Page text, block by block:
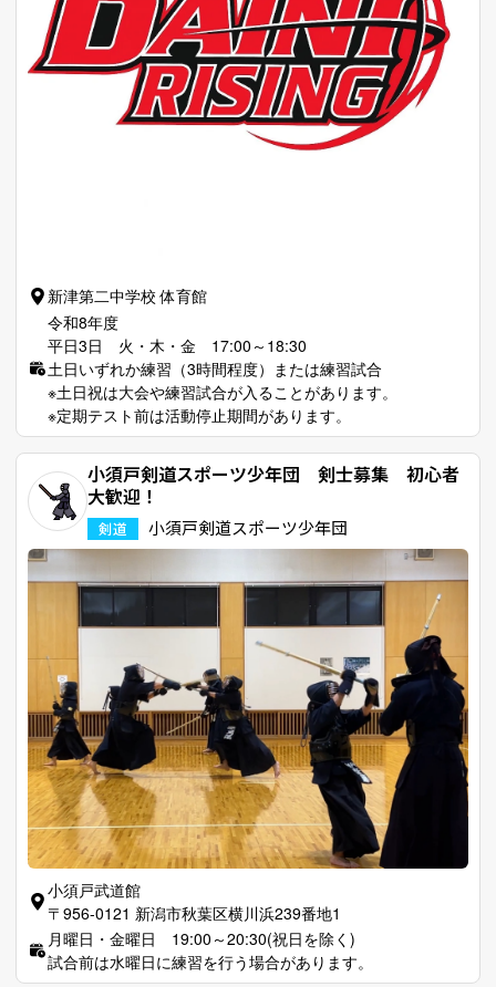
新津第二中学校 体育館
令和8年度
平日3日 火・木・金 17:00～18:30
土日いずれか練習（3時間程度）または練習試合
※土日祝は大会や練習試合が入ることがあります。
※定期テスト前は活動停止期間があります。
小須戸剣道スポーツ少年団 剣士募集 初心者
大歓迎！
剣道 小須戸剣道スポーツ少年団
小須戸武道館
〒956-0121 新潟市秋葉区横川浜239番地1
月曜日・金曜日 19:00～20:30(祝日を除く)
試合前は水曜日に練習を行う場合があります。